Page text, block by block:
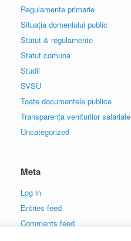
Regulamente primarie
Situația domeniului public
Statut & regulamente
Statut comuna
Studii
SVSU
Toate documentele publice
Transparența veniturilor salariale
Uncategorized
Meta
Log in
Entries feed
Comments feed